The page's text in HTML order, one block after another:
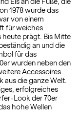
1978 wurde das
von einem
für weiches
heute prägt. Bis Mitte
an und die
für das
wurden neben den
Accessoires
aus die ganze Welt.
erfolgreiches
Look der 70er
hohe Wellen